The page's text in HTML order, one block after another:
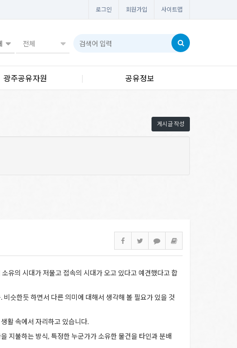
로그인 회원가입 사이트맵
광주공유자원 공유정보
게시글 작성
유의 시대가 저물고 접속의 시대가 오고 있다고 예견했다고 합
슷한듯 하면서 다른 의미에 대해서 생각해 볼 필요가 있을 것
활 속에서 자리하고 있습니다.
지불하는 방식, 특정한 누군가가 소유한 물건을 타인과 분배